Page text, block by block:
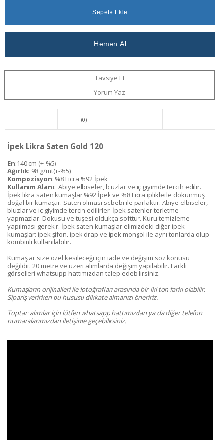
Ver
Tavsiye Et
Yorum Yaz
(0)
İpek Likra Saten Gold 120
En:140 cm (+-%5)
Ağırlık: 98 g/mt(+-%5)
Kompozisyon: %8 Licra %92 İpek
Kullanım Alanı: Abiye elbiseler, bluzlar ve iç giyimde tercih edilir.
İpek likra saten kumaşlar %92 İpek ve %8 Licra ipliklerle dokunmuş
doğal bir kumaştır. Saten olması sebebi ile parlaktır. Abiye elbiseler,
bluzlar ve iç giyimde tercih edilirler. İpek satenler terletme
yapmazlar. Dokusu ve tuşesi oldukça softtur. Kuru temizleme
yapılması gerekir. İpek saten kumaşlar elimizdeki diğer ipek
kumaşlar; ipek şifon, ipek drap ve ipek mongol ile aynı tonlarda olup
kombinli kullanılabilir.
Kumaşlar size özel kesileceği için iade ve değişim söz konusu
değildir. 20 metre ve üzeri alımlarda değişim yapılabilir. Farklı
görselleri whatsupp hattımızdan talep edebilirsiniz.
Kumaşların orijinalleri ile fotoğrafları arasında bir-iki ton farkı olabilir.
Sipariş verirken bu hususu dikkate almanızı öneririz.
Toptan alımlar için lütfen whatsapp hattımızdan ya da diğer telefon
numaralarımızdan iletişime geçebilirsiniz.